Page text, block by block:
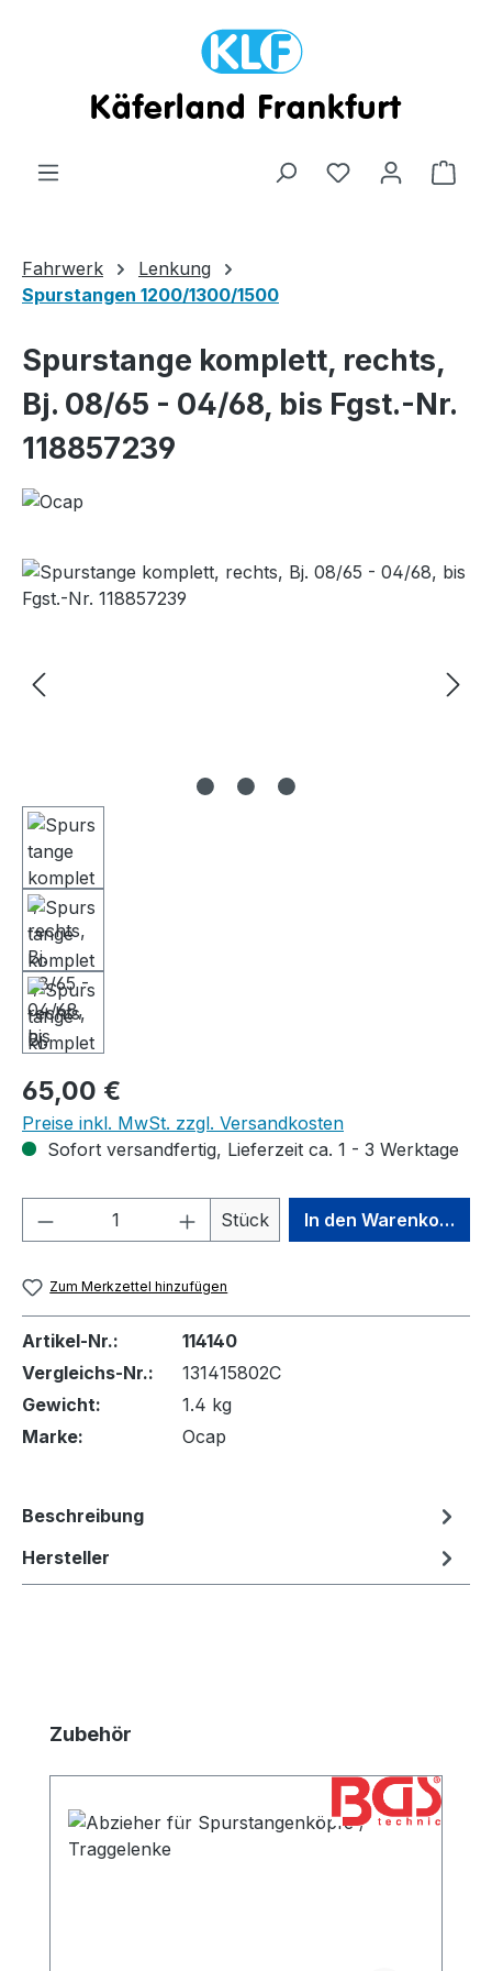
Zum Hauptinhalt springen
Fahrwerk
Lenkung
Spurstangen 1200/1300/1500
Spurstange komplett, rechts,
Bj. 08/65 - 04/68, bis Fgst.-Nr.
118857239
Bildergalerie überspringen
Regulärer Preis:
65,00 €
Preise inkl. MwSt. zzgl. Versandkosten
Sofort versandfertig, Lieferzeit ca. 1 - 3 Werktage
Produkt Anzahl: Gib den
Stück In den Warenkorb
Zum Merkzettel hinzufügen
Artikel-Nr.:
114140
Vergleichs-Nr.:
131415802C
Gewicht:
1.4 kg
Marke:
Ocap
Beschreibung
Hersteller
Produktgalerie überspringen
Zubehör